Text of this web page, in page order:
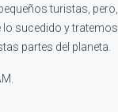
turistas, pero,
sucedido y tratemos,
partes del planeta.